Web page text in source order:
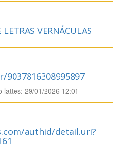
VERNÁCULAS
lattes: 29/01/2026 12:01
authid/detail.uri?